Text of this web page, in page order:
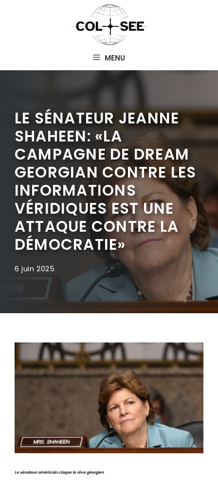
MENU
LE SÉNATEUR JEANNE
SHAHEEN: «LA
CAMPAGNE DE DREAM
GEORGIAN CONTRE LES
INFORMATIONS
VÉRIDIQUES EST UNE
ATTAQUE CONTRE LA
DÉMOCRATIE»
6 juin 2025
Le sénateur américain claque le rêve géorgien